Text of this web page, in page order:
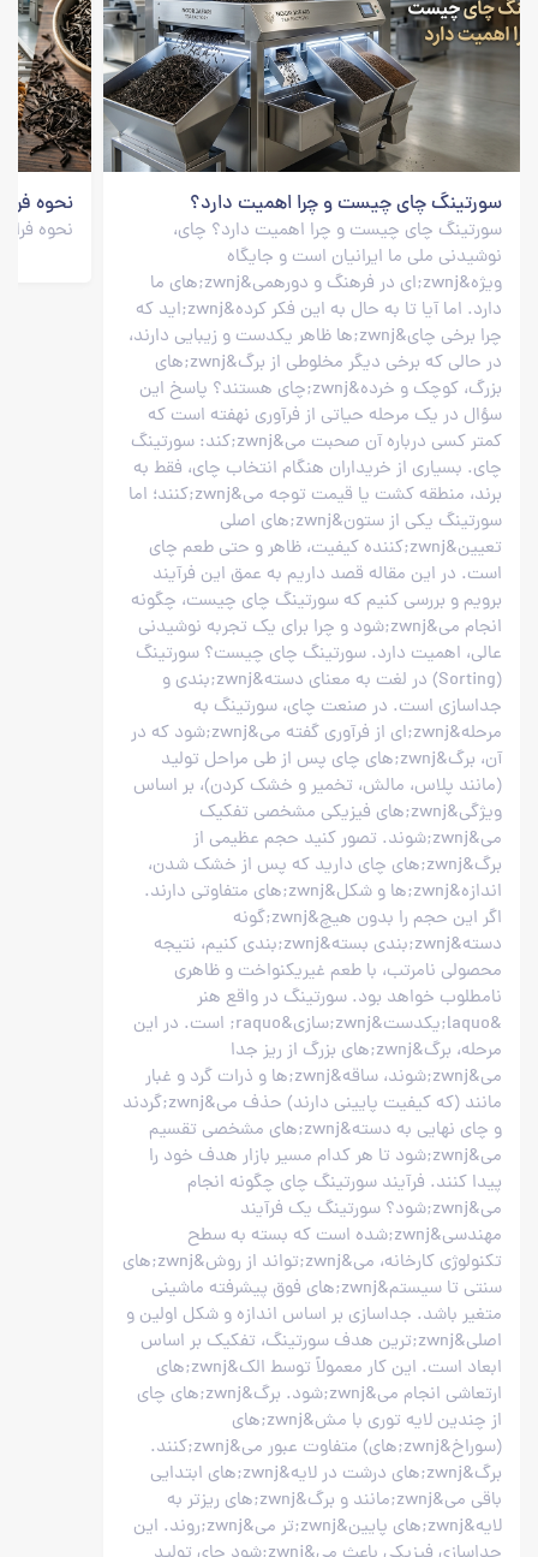
سورتینگ چای چیست و چرا اهمیت دارد؟
سورتینگ چای چیست و چرا اهمیت دارد؟ چای،
نوشیدنی ملی ما ایرانیان است و جایگاه
ویژه&zwnj;ای در فرهنگ و دورهمی&zwnj;های ما
دارد. اما آیا تا به حال به این فکر کرده&zwnj;اید که
چرا برخی چای&zwnj;ها ظاهر یکدست و زیبایی دارند،
در حالی که برخی دیگر مخلوطی از برگ&zwnj;های
بزرگ، کوچک و خرده&zwnj;چای هستند؟ پاسخ این
سؤال در یک مرحله حیاتی از فرآوری نهفته است که
کمتر کسی درباره آن صحبت می&zwnj;کند: سورتینگ
چای. بسیاری از خریداران هنگام انتخاب چای، فقط به
برند، منطقه کشت یا قیمت توجه می&zwnj;کنند؛ اما
سورتینگ یکی از ستون&zwnj;های اصلی
تعیین&zwnj;کننده کیفیت، ظاهر و حتی طعم چای
است. در این مقاله قصد داریم به عمق این فرآیند
برویم و بررسی کنیم که سورتینگ چای چیست، چگونه
انجام می&zwnj;شود و چرا برای یک تجربه نوشیدنی
عالی، اهمیت دارد. سورتینگ چای چیست؟ سورتینگ
(Sorting) در لغت به معنای دسته&zwnj;بندی و
جداسازی است. در صنعت چای، سورتینگ به
مرحله&zwnj;ای از فرآوری گفته می&zwnj;شود که در
آن، برگ&zwnj;های چای پس از طی مراحل تولید
(مانند پلاس، مالش، تخمیر و خشک کردن)، بر اساس
ویژگی&zwnj;های فیزیکی مشخصی تفکیک
می&zwnj;شوند. تصور کنید حجم عظیمی از
برگ&zwnj;های چای دارید که پس از خشک شدن،
اندازه&zwnj;ها و شکل&zwnj;های متفاوتی دارند.
اگر این حجم را بدون هیچ&zwnj;گونه
دسته&zwnj;بندی بسته&zwnj;بندی کنیم، نتیجه
محصولی نامرتب، با طعم غیریکنواخت و ظاهری
نامطلوب خواهد بود. سورتینگ در واقع هنر
&laquo;یکدست&zwnj;سازی&raquo; است. در این
مرحله، برگ&zwnj;های بزرگ از ریز جدا
می&zwnj;شوند، ساقه&zwnj;ها و ذرات گرد و غبار
مانند (که کیفیت پایینی دارند) حذف می&zwnj;گردند
و چای نهایی به دسته&zwnj;های مشخصی تقسیم
می&zwnj;شود تا هر کدام مسیر بازار هدف خود را
پیدا کنند. فرآیند سورتینگ چای چگونه انجام
می&zwnj;شود؟ سورتینگ یک فرآیند
مهندسی&zwnj;شده است که بسته به سطح
تکنولوژی کارخانه، می&zwnj;تواند از روش&zwnj;های
سنتی تا سیستم&zwnj;های فوق پیشرفته ماشینی
متغیر باشد. جداسازی بر اساس اندازه و شکل اولین و
اصلی&zwnj;ترین هدف سورتینگ، تفکیک بر اساس
ابعاد است. این کار معمولاً توسط الک&zwnj;های
ارتعاشی انجام می&zwnj;شود. برگ&zwnj;های چای
از چندین لایه توری با مش&zwnj;های
(سوراخ&zwnj;های) متفاوت عبور می&zwnj;کنند.
برگ&zwnj;های درشت در لایه&zwnj;های ابتدایی
باقی می&zwnj;مانند و برگ&zwnj;های ریزتر به
لایه&zwnj;های پایین&zwnj;تر می&zwnj;روند. این
نحوه
نحوه